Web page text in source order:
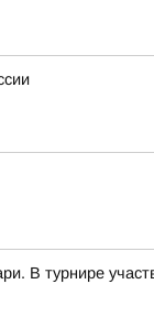
В турнире